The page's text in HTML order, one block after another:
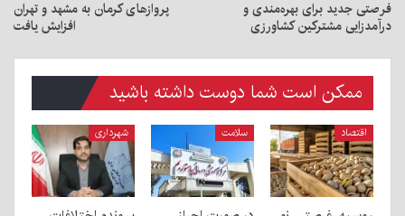
فرصتی جدید برای بهره‌مندی و
درآمدزایی مشترکین کشاورزی
پروازهای کرمان به مشهد و تهران
افزایش یافت
ممکن است شما دوست داشته باشید
اقتصاد سلامت شهرداری